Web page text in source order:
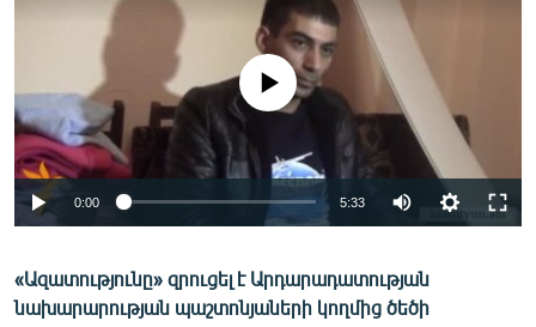
ՄԻՋԱԶԳԱՅԻՆ
ՄՇԱԿՈՒՅԹ
ՍՊՈՐՏ
ՄԵԿՆԱԲԱՆՈՒԹՅՈՒՆ
ՏՏ ԵՒ ԻՆՏԵՐՆԵՏ
ԱՐԽԻՎ
ՏԵՍԱՆՅՈՒԹԵՐ
No media source currently available
0:00 5:33
«Ազատությունը» զրուցել է Արդարադատության
նախարարության պաշտոնյաների կողմից ծեծի